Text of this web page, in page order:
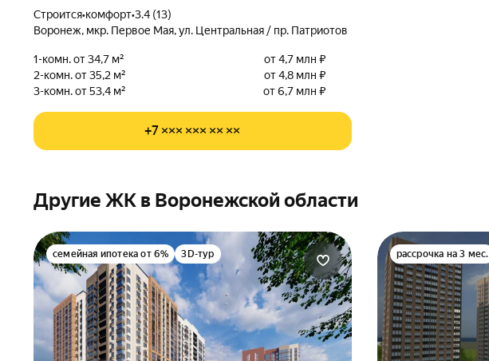
Строится•комфорт•3.4 (13)
Воронеж, мкр. Первое Мая, ул. Центральная / пр. Патриотов
1-комн. от 34,7 м²
от 4,7 млн ₽
2-комн. от 35,2 м²
от 4,8 млн ₽
3-комн. от 53,4 м²
от 6,7 млн ₽
+7 ××× ××× ×× ××
Другие ЖК в Воронежской области
семейная ипотека от 6% 3D-тур рассрочка на 3 мес.